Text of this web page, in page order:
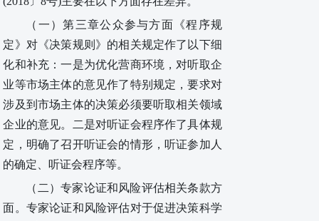
（一）第三章公众参与方面《程序规
定》对《决策规则》的相关规定作了以下细
化和补充：一是为优化营商环境，对听取企
业等市场主体的意见作了特别规定，要求对
涉及到市场主体的决策必须要听取相关领域
企业的意见。二是对听证会程序作了具体规
定，明确了召开听证会的情形，听证参加人
的确定、听证会程序等。
（二）专家论证和风险评估相关条款方
面。专家论证和风险评估对于促进决策科学